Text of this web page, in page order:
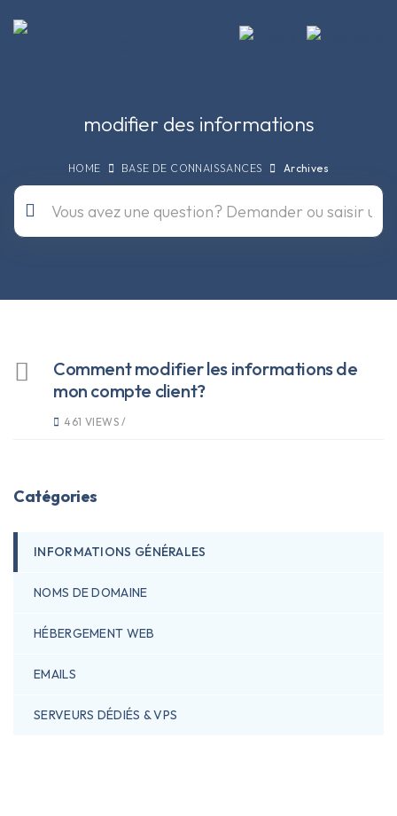
modifier des informations
HOME BASE DE CONNAISSANCES Archives
Comment modifier les informations de
mon compte client?
461 VIEWS /
Catégories
INFORMATIONS GÉNÉRALES
NOMS DE DOMAINE
HÉBERGEMENT WEB
EMAILS
SERVEURS DÉDIÉS & VPS